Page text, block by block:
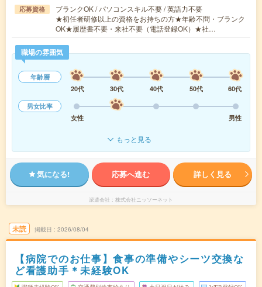
応募資格
ブランクOK / パソコンスキル不要 / 英語力不要
★初任者研修以上の資格をお持ちの方★年齢不問・ブランク
OK★履歴書不要・来社不要（電話登録OK）★社…
職場の雰囲気
年齢層
20代
30代 40代 50代
60代
男女比率
女性
男性
もっと見る
気になる! 応募へ進む 詳しく見る
派遣会社 株式会社ニッソーネット
未読 掲載日 2026/08/04
【病院でのお仕事】食事の準備やシーツ交換な
ど看護助手＊未経験OK